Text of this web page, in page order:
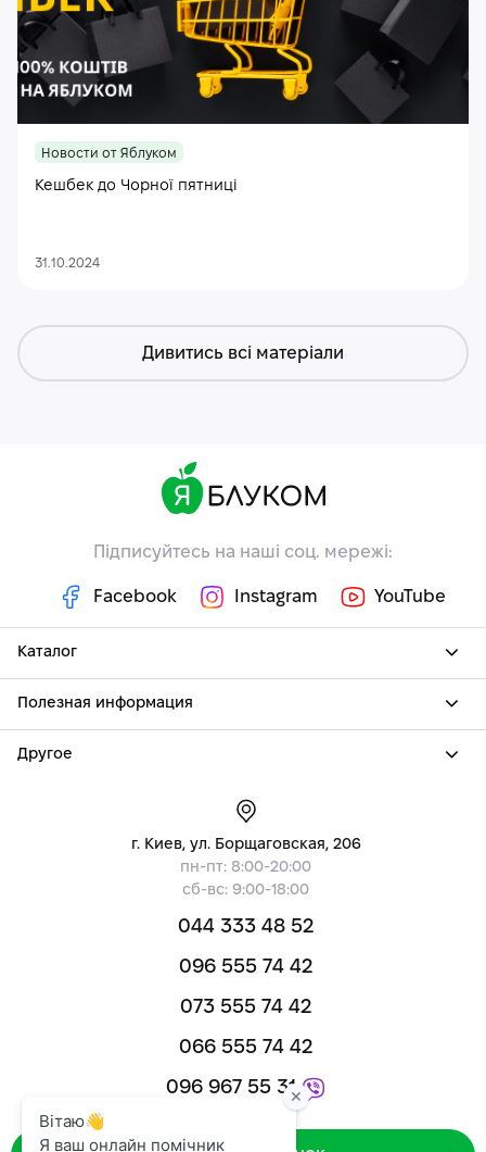
Новости от Яблуком
Кешбек до Чорної пятниці
31.10.2024
Дивитись всі матеріали
Підписуйтесь на наші соц. мережі:
Facebook Instagram YouTube
Каталог
Полезная информация
Другое
г. Киев, ул. Борщаговская, 206
пн-пт: 8:00-20:00
сб-вс: 9:00-18:00
044 333 48 52
096 555 74 42
073 555 74 42
066 555 74 42
096 967 55 31